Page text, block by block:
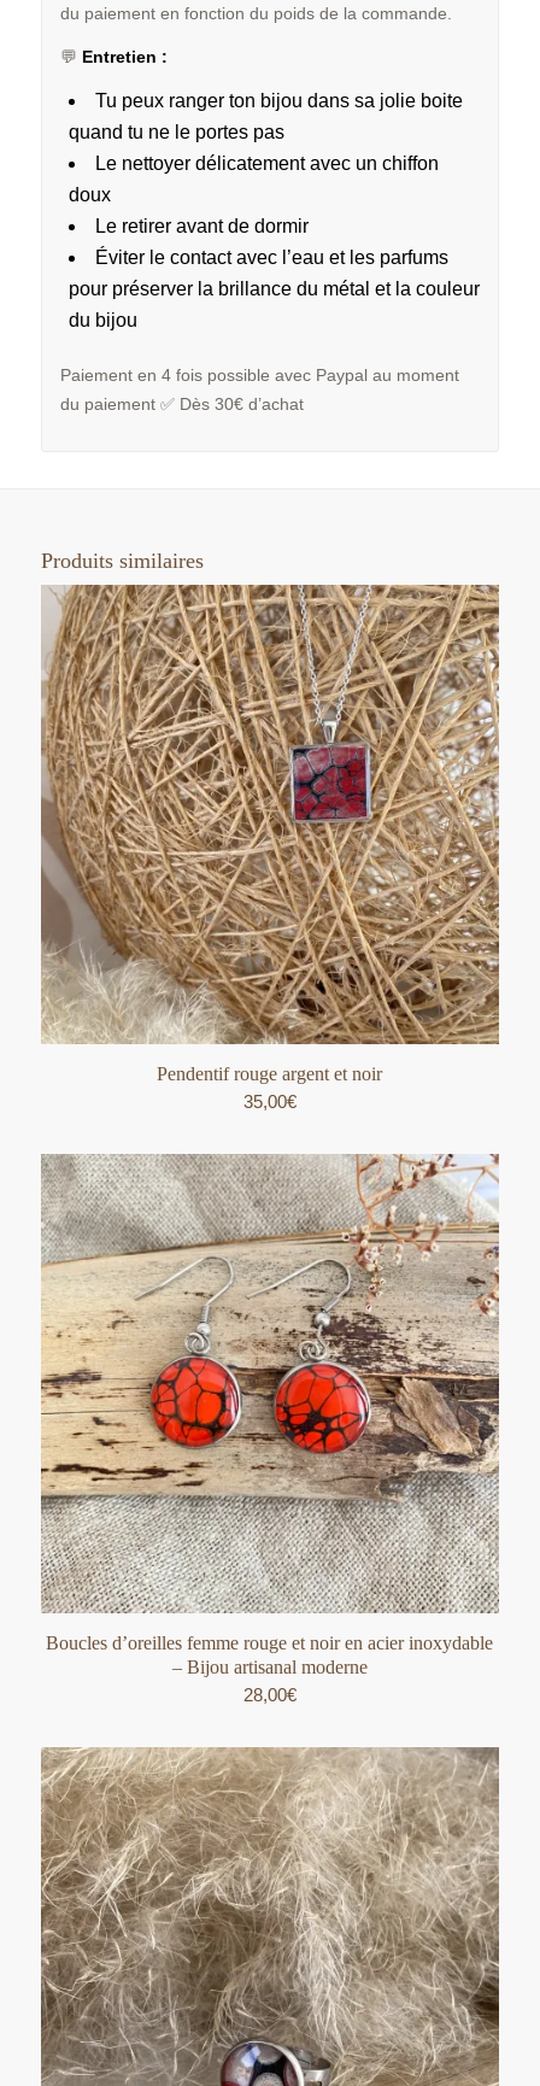
du paiement en fonction du poids de la commande.
💬 Entretien :
Tu peux ranger ton bijou dans sa jolie boite
quand tu ne le portes pas
Le nettoyer délicatement avec un chiffon
doux
Le retirer avant de dormir
Éviter le contact avec l’eau et les parfums
pour préserver la brillance du métal et la couleur
du bijou
Paiement en 4 fois possible avec Paypal au moment
du paiement ✅ Dès 30€ d’achat
Produits similaires
Pendentif rouge argent et noir
35,00€
Boucles d’oreilles femme rouge et noir en acier inoxydable
– Bijou artisanal moderne
28,00€